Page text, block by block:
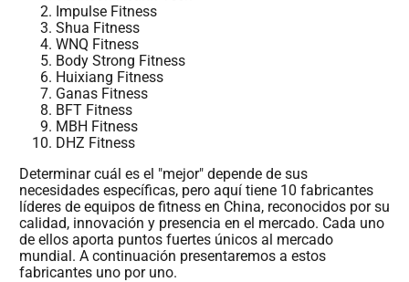
Impulse Fitness
Shua Fitness
WNQ Fitness
Body Strong Fitness
Huixiang Fitness
Ganas Fitness
BFT Fitness
MBH Fitness
DHZ Fitness
Determinar cuál es el "mejor" depende de sus
necesidades específicas, pero aquí tiene 10 fabricantes
líderes de equipos de fitness en China, reconocidos por su
calidad, innovación y presencia en el mercado. Cada uno
de ellos aporta puntos fuertes únicos al mercado
mundial. A continuación presentaremos a estos
fabricantes uno por uno.